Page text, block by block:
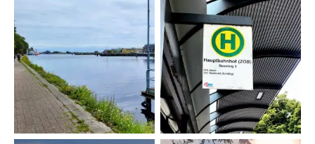
Großer Hafen
Wilhelmshaven
Bussteig 121 Hooksiel